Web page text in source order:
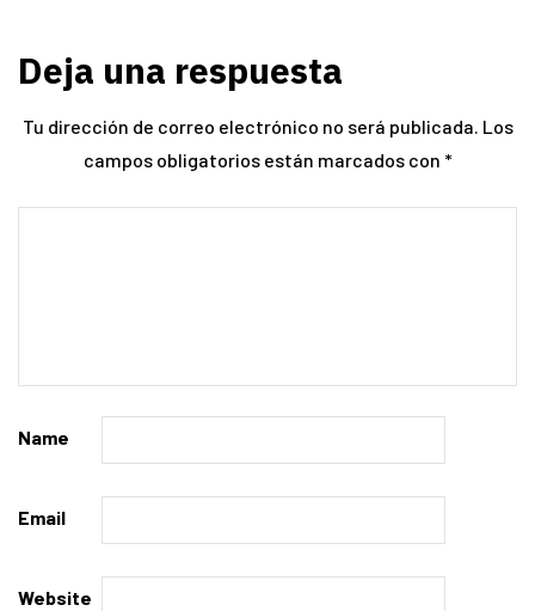
Deja una respuesta
Tu dirección de correo electrónico no será publicada. Los
campos obligatorios están marcados con *
Name
Email
Website